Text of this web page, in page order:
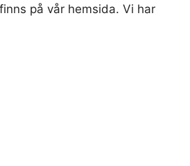
på vår hemsida. Vi har